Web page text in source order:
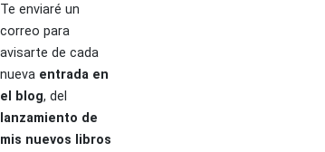
Te enviaré un
correo para
avisarte de cada
nueva entrada en
el blog, del
lanzamiento de
mis nuevos libros